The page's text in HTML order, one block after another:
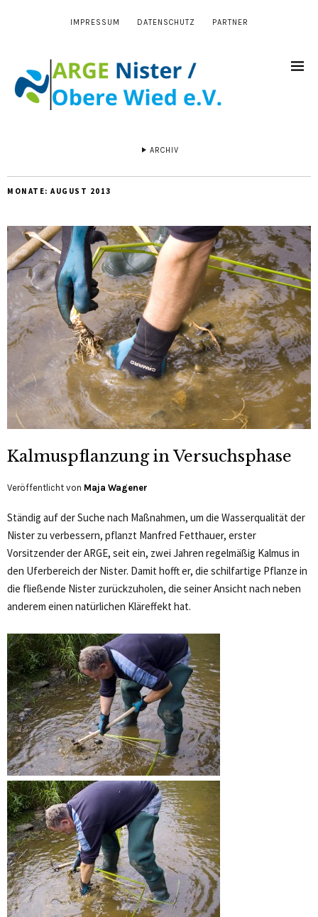
IMPRESSUM DATENSCHUTZ PARTNER
ARCHIV
MONATE: AUGUST 2013
Kalmuspflanzung in Versuchsphase
Veröffentlicht von Maja Wagener
Ständig auf der Suche nach Maßnahmen, um die Wasserqualität der
Nister zu verbessern, pflanzt Manfred Fetthauer, erster
Vorsitzender der ARGE, seit ein, zwei Jahren regelmäßig Kalmus in
den Uferbereich der Nister. Damit hofft er, die schilfartige Pflanze in
die fließende Nister zurückzuholen, die seiner Ansicht nach neben
anderem einen natürlichen Kläreffekt hat.